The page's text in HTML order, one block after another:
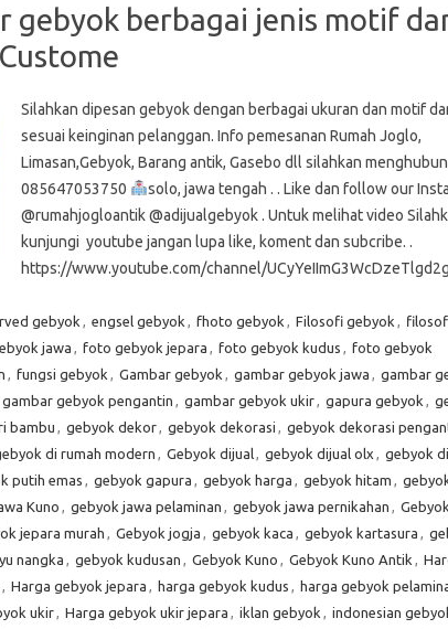
gebyok berbagai jenis motif
Silahkan dipesan gebyok dengan berbagai ukuran dan motif
sesuai keinginan pelanggan. Info pemesanan Rumah Joglo,
Limasan,Gebyok, Barang antik, Gasebo dll silahkan
085647053750
solo, jawa tengah . . Like dan follow our
@rumahjogloantik @adijualgebyok . Untuk melihat video
kunjungi youtube jangan lupa like, koment dan subcribe. .
https://www.youtube.com/channel/
gebyok , engsel gebyok , fhoto gebyok , Filosofi gebyok ,
jawa , foto gebyok jepara , foto gebyok kudus , foto gebyok
, fungsi gebyok , Gambar gebyok , gambar gebyok jawa , gambar
gambar gebyok pengantin , gambar gebyok ukir, gapura gebyok ,
bambu , gebyok dekor, gebyok dekorasi , gebyok dekorasi
di rumah modern , Gebyok dijual, gebyok dijual olx , gebyok
putih emas , gebyok gapura , gebyok harga , gebyok hitam ,
Kuno , gebyok jawa pelaminan , gebyok jawa pernikahan ,
jepara murah , Gebyok jogja , gebyok kaca , gebyok kartasura ,
nangka , gebyok kudusan , Gebyok Kuno , Gebyok Kuno Antik ,
, Harga gebyok jepara , harga gebyok kudus , harga gebyok
ukir, Harga gebyok ukir jepara , iklan gebyok , indonesian